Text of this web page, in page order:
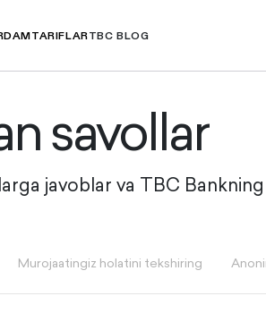
TARIFLARTBC BLOG
savollar
javoblar va TBC
Murojaatingiz holatini tekshiring